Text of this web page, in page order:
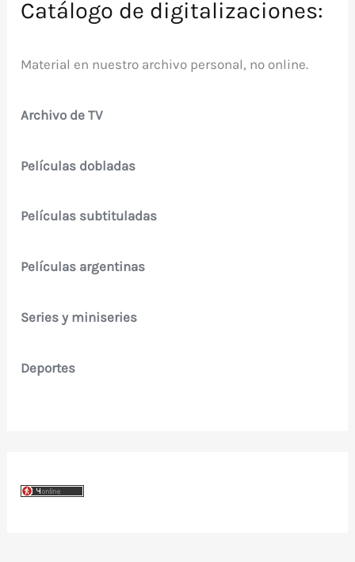
Catálogo de digitalizaciones:
Material en nuestro archivo personal, no online.
Archivo de TV
Películas dobladas
Películas subtituladas
Películas argentinas
Series y miniseries
Deportes